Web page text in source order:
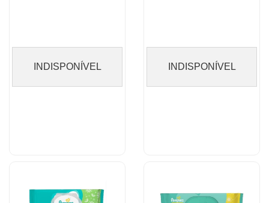
INDISPONÍVEL INDISPONÍVEL